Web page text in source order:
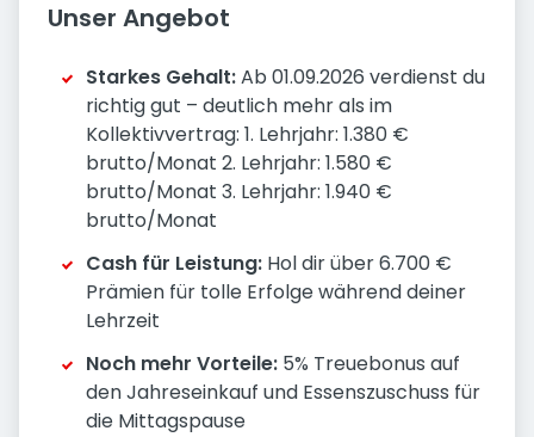
Unser Angebot
Starkes Gehalt:Ab 01.09.2026 verdienst du
richtig gut – deutlich mehr als im
Kollektivvertrag: 1. Lehrjahr: 1.380 €
brutto/Monat 2. Lehrjahr: 1.580 €
brutto/Monat 3. Lehrjahr: 1.940 €
brutto/Monat
Cash für Leistung: Hol dir über 6.700 €
Prämien für tolle Erfolge während deiner
Lehrzeit
Noch mehr Vorteile: 5% Treuebonus auf
den Jahreseinkauf und Essenszuschuss für
die Mittagspause